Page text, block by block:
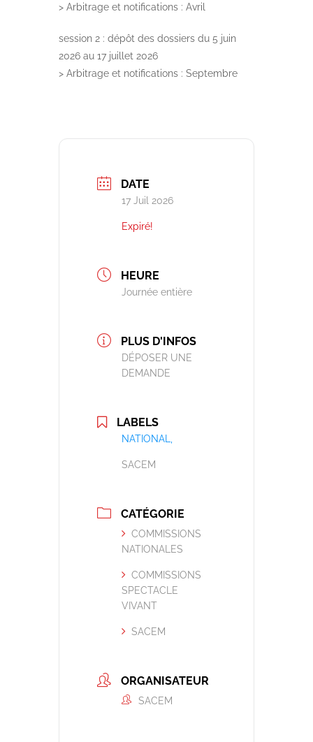
> Arbitrage et notifications : Avril
session 2 : dépôt des dossiers du 5 juin
2026 au 17 juillet 2026
> Arbitrage et notifications : Septembre
DATE
17 Juil 2026
Expiré!
HEURE
Journée entière
PLUS D'INFOS
DÉPOSER UNE
DEMANDE
LABELS
NATIONAL,
SACEM
CATÉGORIE
COMMISSIONS
NATIONALES
COMMISSIONS
SPECTACLE
VIVANT
SACEM
ORGANISATEUR
SACEM